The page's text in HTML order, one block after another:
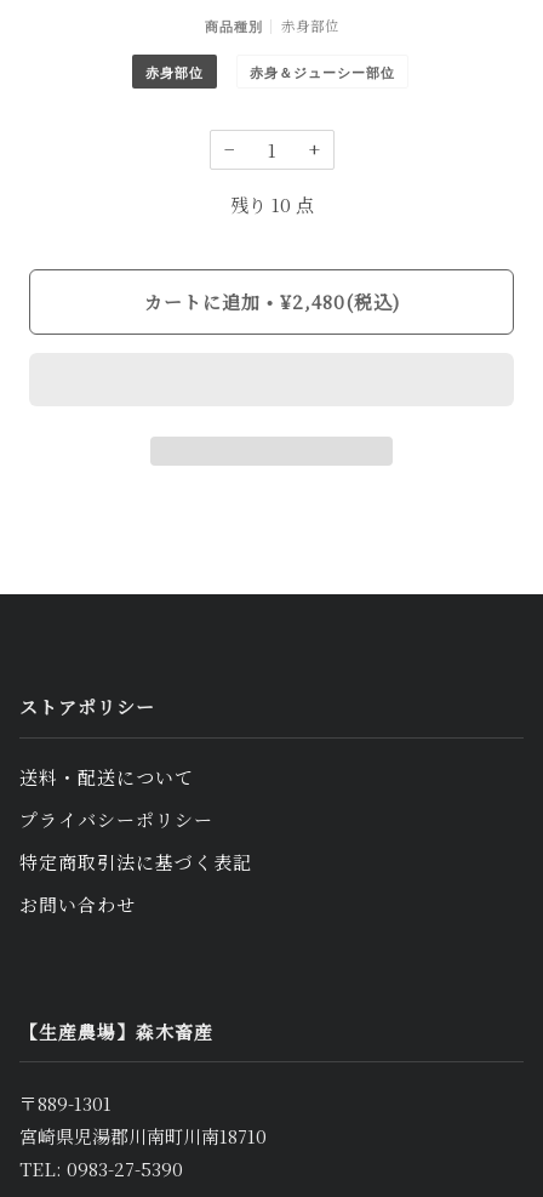
商品種別 赤身部位
赤身部位 赤身＆ジューシー部位
− +
残り 10 点
カートに追加 • ¥2,480(税込)
ストアポリシー
送料・配送について
プライバシーポリシー
特定商取引法に基づく表記
お問い合わせ
【生産農場】森木畜産
〒889-1301
宮崎県児湯郡川南町川南18710
TEL: 0983-27-5390